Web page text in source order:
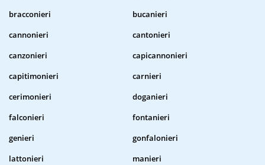
bracconieri
bucanieri
cannonieri
cantonieri
canzonieri
capicannonieri
capitimonieri
carnieri
cerimonieri
doganieri
falconieri
fontanieri
genieri
gonfalonieri
lattonieri
manieri